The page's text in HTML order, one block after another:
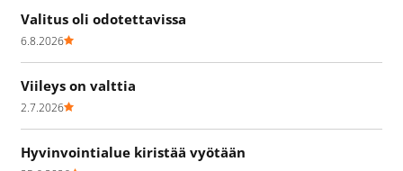
Valitus oli odotettavissa
6.8.2026
Viileys on valttia
2.7.2026
Hyvinvointialue kiristää vyötään